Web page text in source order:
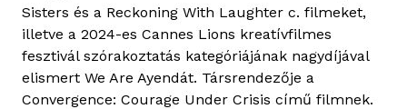
Sisters és a Reckoning With Laughter c. filmeket,
illetve a 2024-es Cannes Lions kreatívfilmes
fesztivál szórakoztatás kategóriájának nagydíjával
elismert We Are Ayendát. Társrendezője a
Convergence: Courage Under Crisis című filmnek.